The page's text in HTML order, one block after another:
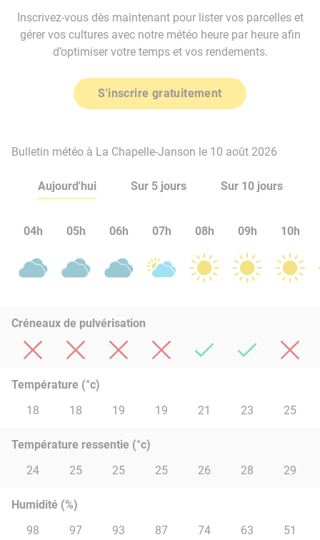
Inscrivez-vous dès maintenant pour lister vos parcelles et
gérer vos cultures avec notre météo heure par heure afin
d’optimiser votre temps et vos rendements.
S'inscrire gratuitement
Bulletin météo à La Chapelle-Janson le 10 août 2026
Aujourd'hui Sur 5 jours Sur 10 jours
04h 05h 06h 07h 08h 09h 10h
Créneaux de pulvérisation
Température (°c)
18
18 19 19 21 23 25
Température ressentie (°c)
24
25 25 25 26 28 29
Humidité (%)
98
97 93 87 74 63 51